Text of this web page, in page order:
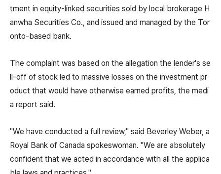
tment in equity-linked securities sold by local brokerage H
anwha Securities Co., and issued and managed by the Tor
onto-based bank.
The complaint was based on the allegation the lender's se
ll-off of stock led to massive losses on the investment pr
oduct that would have otherwise earned profits, the medi
a report said.
"We have conducted a full review," said Beverley Weber, a
Royal Bank of Canada spokeswoman. "We are absolutely
confident that we acted in accordance with all the applica